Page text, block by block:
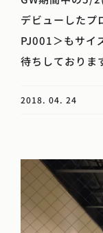
デビューしたプ
PJ001＞もサイ
待ちしておりま
2018. 04. 24